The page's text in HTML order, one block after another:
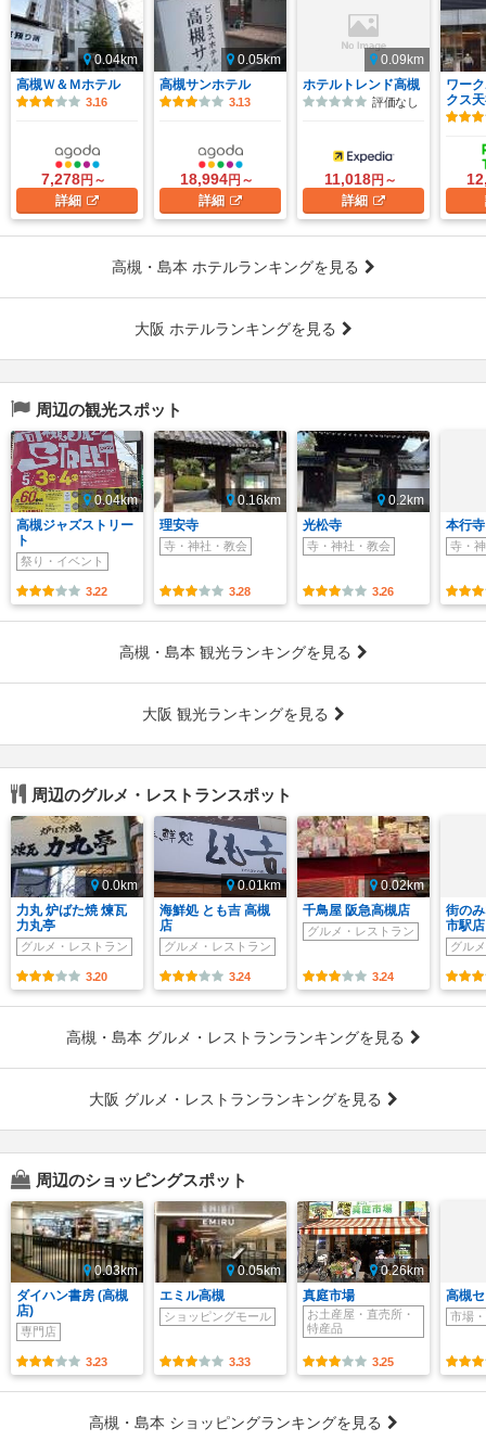
0.04km
高槻Ｗ＆Ｍホテル
3.16
7,278円～
詳細
0.05km
高槻サンホテル
3.13
18,994円～
詳細
0.09km
ホテルトレンド高槻
評価なし
11,018円～
詳細
ワー
クス
高槻・島本 ホテルランキングを見る
大阪 ホテルランキングを見る
周辺の観光スポット
0.04km
高槻ジャズストリー
ト
祭り・イベント
3.22
0.16km
理安寺
寺・神社・教会
3.28
0.2km
光松寺
寺・神社・教会
3.26
本行寺
寺・
高槻・島本 観光ランキングを見る
大阪 観光ランキングを見る
周辺のグルメ・レストランスポット
0.0km
力丸 炉ばた焼 煉瓦
力丸亭
グルメ・レストラン
3.20
0.01km
海鮮処 とも吉 高槻
店
グルメ・レストラン
3.24
0.02km
千鳥屋 阪急高槻店
グルメ・レストラン
3.24
街の
市駅店
グル
高槻・島本 グルメ・レストランランキングを見る
大阪 グルメ・レストランランキングを見る
周辺のショッピングスポット
0.03km
ダイハン書房 (高槻
店)
専門店
3.23
0.05km
エミル高槻
ショッピングモール
3.33
0.26km
真庭市場
お土産屋・直売所・
特産品
3.25
高槻
市場
高槻・島本 ショッピングランキングを見る